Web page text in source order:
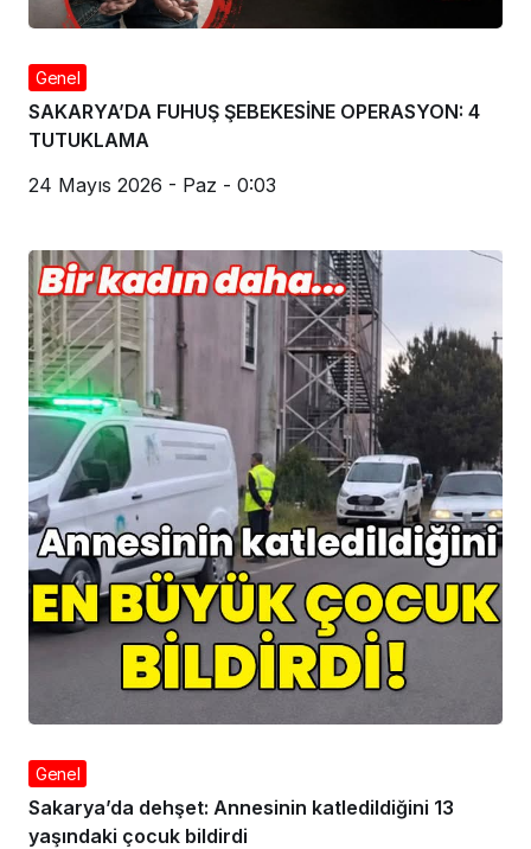
Genel
SAKARYA’DA FUHUŞ ŞEBEKESİNE OPERASYON: 4
TUTUKLAMA
24 Mayıs 2026 - Paz - 0:03
Genel
Sakarya’da dehşet: Annesinin katledildiğini 13
yaşındaki çocuk bildirdi